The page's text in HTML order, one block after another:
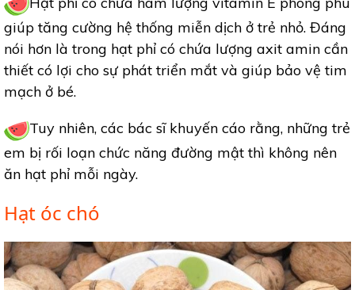
giúp tăng cường hệ thống miễn dịch ở trẻ nhỏ. Đáng
nói hơn là trong hạt phỉ có chứa lượng axit amin cần
thiết có lợi cho sự phát triển mắt và giúp bảo vệ tim
mạch ở bé.
Tuy nhiên, các bác sĩ khuyến cáo rằng, những trẻ
em bị rối loạn chức năng đường mật thì không nên
ăn hạt phỉ mỗi ngày.
Hạt óc chó